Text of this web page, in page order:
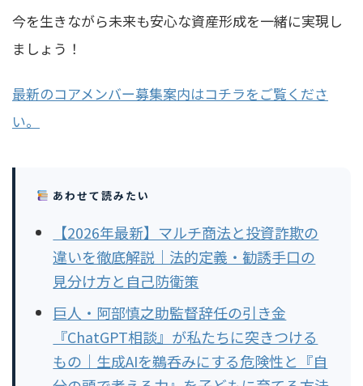
今を生きながら未来も安心な資産形成を一緒に実現し
ましょう！
最新のコアメンバー募集案内はコチラをご覧くださ
い。
あわせて読みたい
【2026年最新】マルチ商法と投資詐欺の
違いを徹底解説｜法的定義・勧誘手口の
見分け方と自己防衛策
巨人・阿部慎之助監督辞任の引き金
『ChatGPT相談』が私たちに突きつける
もの｜生成AIを鵜呑みにする危険性と『自